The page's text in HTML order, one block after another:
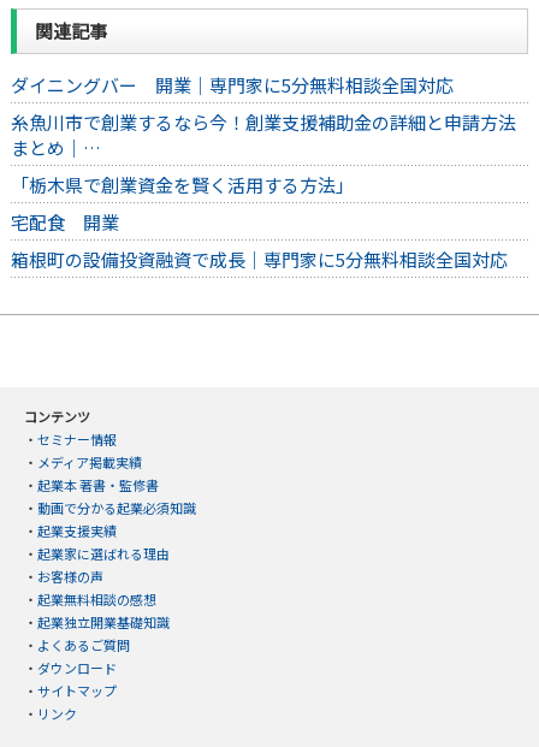
関連記事
ダイニングバー 開業｜専門家に5分無料相談全国対応
糸魚川市で創業するなら今！創業支援補助金の詳細と申請方法
まとめ｜…
「栃木県で創業資金を賢く活用する方法」
宅配食 開業
箱根町の設備投資融資で成長｜専門家に5分無料相談全国対応
コンテンツ
・ セミナー情報
・ メディア掲載実績
・ 起業本 著書・監修書
・ 動画で分かる起業必須知識
・ 起業支援実績
・ 起業家に選ばれる理由
・ お客様の声
・ 起業無料相談の感想
・ 起業独立開業基礎知識
・ よくあるご質問
・ ダウンロード
・ サイトマップ
・ リンク